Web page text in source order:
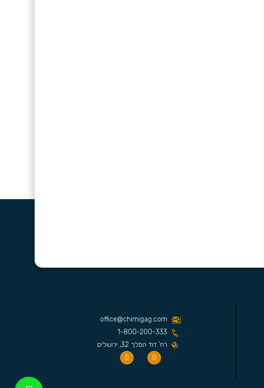
office@chimigag.com
1-800-200-333
רח' דוד המלך 32, ירושלים